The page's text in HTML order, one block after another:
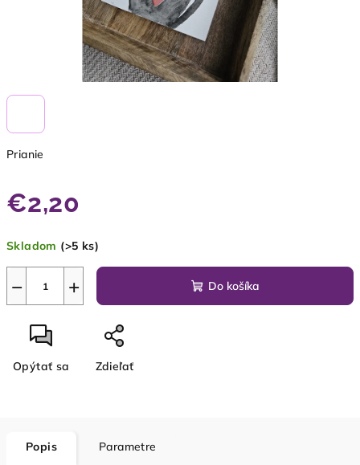
Prianie
€2,20
cena:
Skladom (>5 ks)
+
− Do košíka
Opýtať sa Zdieľať
Popis Parametre